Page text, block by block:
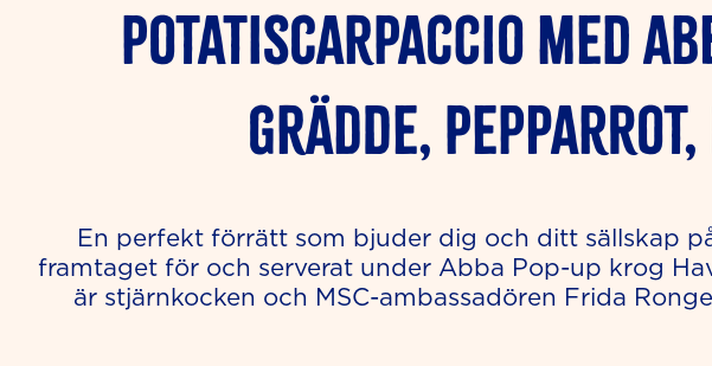
POTATISCARPACCIO MED
GRÄDDE,
En perfekt förrätt som bjuder dig och ditt sällskap
framtaget för och serverat under Abba Pop-up krog
är stjärnkocken och MSC-ambassadören Frida